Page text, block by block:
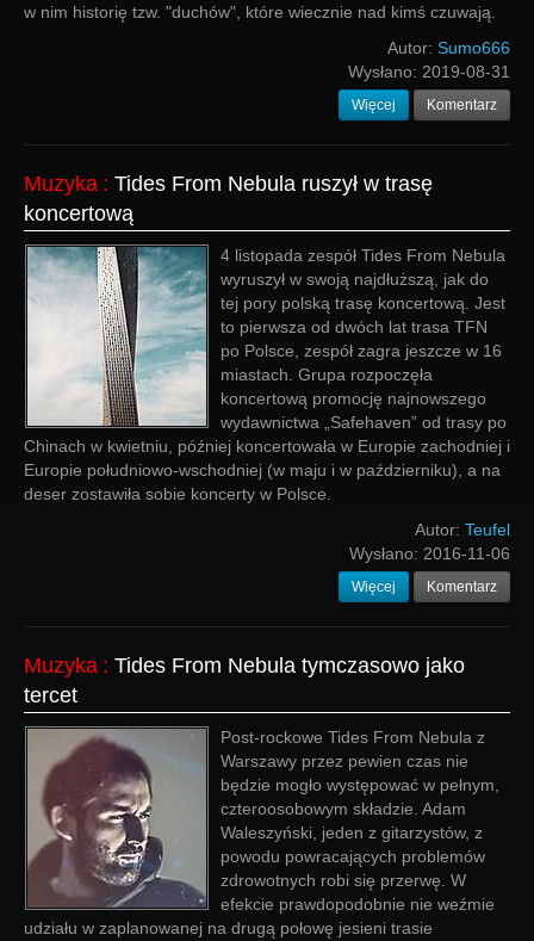
w nim historię tzw. "duchów", które wiecznie nad kimś czuwają.
Autor: Sumo666
Wysłano: 2019-08-31
Więcej Komentarz
Muzyka : Tides From Nebula ruszył w trasę
koncertową
4 listopada zespół Tides From Nebula
wyruszył w swoją najdłuższą, jak do
tej pory polską trasę koncertową. Jest
to pierwsza od dwóch lat trasa TFN
po Polsce, zespół zagra jeszcze w 16
miastach. Grupa rozpoczęła
koncertową promocję najnowszego
wydawnictwa „Safehaven” od trasy po
Chinach w kwietniu, później koncertowała w Europie zachodniej i
Europie południowo-wschodniej (w maju i w październiku), a na
deser zostawiła sobie koncerty w Polsce.
Autor: Teufel
Wysłano: 2016-11-06
Więcej Komentarz
Muzyka : Tides From Nebula tymczasowo jako
tercet
Post-rockowe Tides From Nebula z
Warszawy przez pewien czas nie
będzie mogło występować w pełnym,
czteroosobowym składzie. Adam
Waleszyński, jeden z gitarzystów, z
powodu powracających problemów
zdrowotnych robi się przerwę. W
efekcie prawdopodobnie nie weźmie
udziału w zaplanowanej na drugą połowę jesieni trasie